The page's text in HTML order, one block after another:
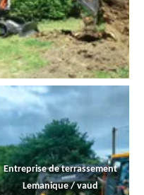
Entreprise de terrassement
Lemanique / vaud